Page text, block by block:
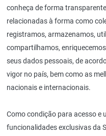
conheça de forma
relacionadas à forma como
registramos, armazenamos,
compartilhamos,
seus dados pessoais, de
vigor no país, bem como as
nacionais e internacionais.
Como condição para acesso e
funcionalidades exclusivas da